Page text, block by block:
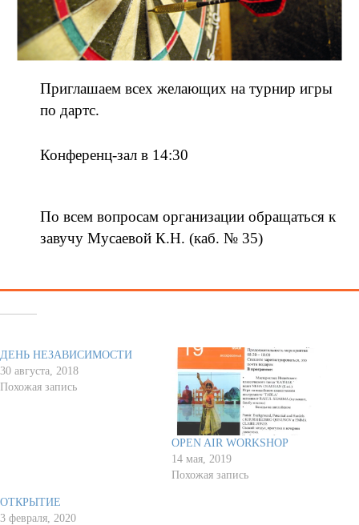
Приглашаем всех желающих на турнир игры
по дартс.
Конференц-зал в 14:30
По всем вопросам организации обращаться к
завучу Мусаевой К.Н. (каб. № 35)
ДЕНЬ НЕЗАВИСИМОСТИ
30 августа, 2018
Похожая запись
OPEN AIR WORKSHOP
14 мая, 2019
Похожая запись
ОТКРЫТИЕ
3 февраля, 2020